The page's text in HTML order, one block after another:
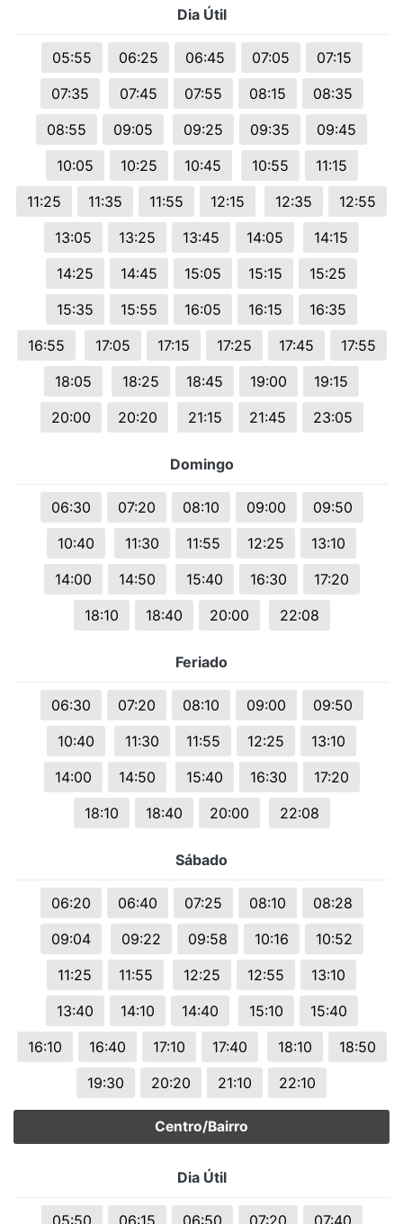
Dia Útil
05:55 06:25 06:45 07:05
07:15
07:35
07:45 07:55 08:15
08:35
08:55
09:05 09:25 09:35
09:45
10:05
10:25 10:45 10:55
11:15
11:25
11:35 11:55 12:15 12:35
12:55
13:05
13:25 13:45 14:05
14:15
14:25
14:45 15:05 15:15
15:25
15:35
15:55 16:05 16:15
16:35
16:55
17:05 17:15 17:25 17:45
17:55
18:05
18:25 18:45 19:00
19:15
20:00
20:20 21:15 21:45 23:05
Domingo
06:30 07:20 08:10 09:00
09:50
10:40
11:30 11:55 12:25
13:10
14:00
14:50 15:40 16:30
17:20
18:10
18:40 20:00 22:08
Feriado
06:30 07:20 08:10 09:00
09:50
10:40
11:30 11:55 12:25
13:10
14:00
14:50 15:40 16:30
17:20
18:10
18:40 20:00 22:08
Sábado
06:20 06:40 07:25 08:10
08:28
09:04
09:22 09:58 10:16
10:52
11:25
11:55 12:25 12:55
13:10
13:40
14:10 14:40 15:10
15:40
16:10
16:40 17:10 17:40 18:10
18:50
19:30
20:20 21:10 22:10
Centro/Bairro
Dia Útil